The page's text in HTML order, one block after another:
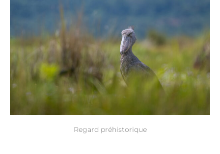
Regard préhistorique